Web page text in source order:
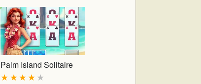
Palm Island Solitaire
★
★
★
★
★